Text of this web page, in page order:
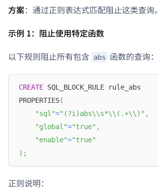
方案：通过正则表达式匹配阻止这类查询。
示例 1：阻止使用特定函数
以下规则阻止所有包含 abs 函数的查询：
CREATE SQL_BLOCK_RULE rule_abs
PROPERTIES(
"sql"="(?i)abs\\s*\\(.+\\)" ,
"global"="true" ,
"enable"="true"
) ;
正则说明：